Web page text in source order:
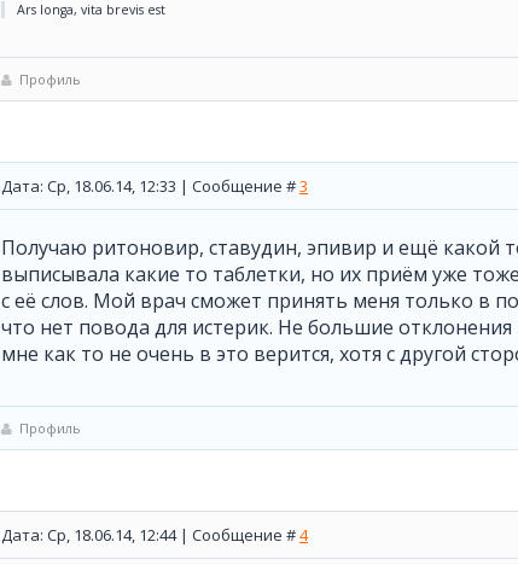
Ars longa, vita brevis est
Профиль
Дата: Ср, 18.06.14, 12:33 | Сообщение #3
Получаю ритоновир, ставудин, эпивир и ещё какой
выписывала какие то таблетки, но их приём уже
с её слов. Мой врач сможет принять меня только в
что нет повода для истерик. Не большие
мне как то не очень в это верится, хотя с другой
Профиль
Дата: Ср, 18.06.14, 12:44 | Сообщение #4